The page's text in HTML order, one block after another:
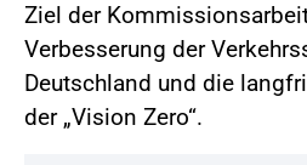
Ziel der
Verbesserung der
Deutschland und die
der „Vision Zero“.